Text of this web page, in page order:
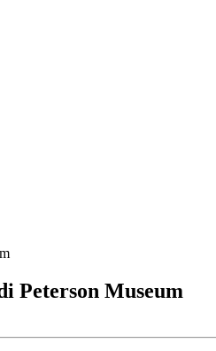
Peterson Museum